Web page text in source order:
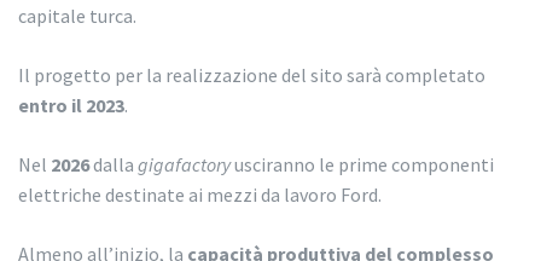
capitale turca.
Il progetto per la realizzazione del sito sarà completato
entro il 2023.
Nel 2026dalla gigafactoryusciranno le prime componenti
elettriche destinate ai mezzi da lavoro Ford.
Almeno all’inizio, la capacità produttiva del complesso